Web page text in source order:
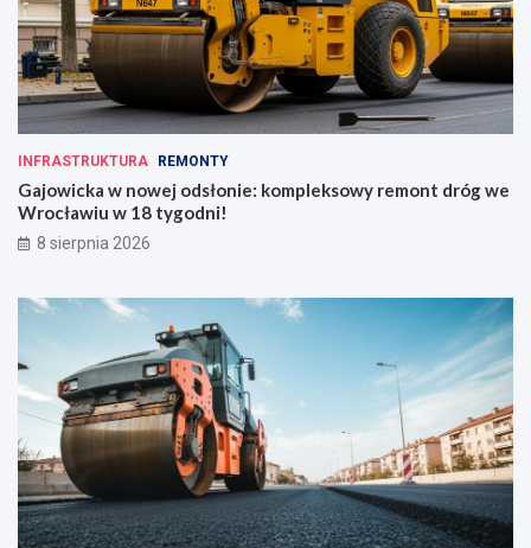
INFRASTRUKTURA REMONTY
Gajowicka w nowej odsłonie: kompleksowy remont dróg we
Wrocławiu w 18 tygodni!
8 sierpnia 2026